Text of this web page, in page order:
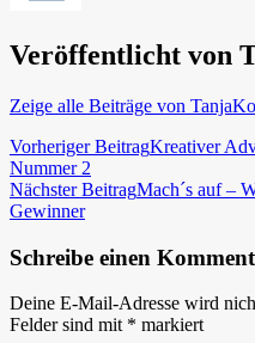
Veröffentlicht von
Zeige alle Beiträge von
Beitragsnavigation
Vorheriger BeitragKreativer
Nummer 2
Nächster BeitragMach´s auf –
Gewinner
Schreibe einen
Deine E-Mail-Adresse wird
Felder sind mit * markiert